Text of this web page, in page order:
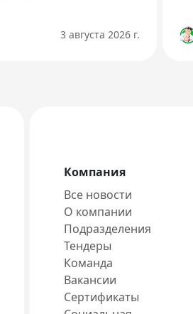
3 августа 2026 г.
Компания
Все новости
О компании
Подразделения
Тендеры
Команда
Вакансии
Сертификаты